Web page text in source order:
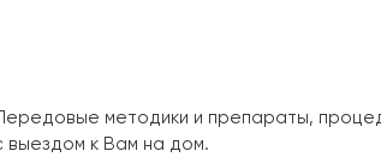
методики и препараты,
выездом к Вам на дом.